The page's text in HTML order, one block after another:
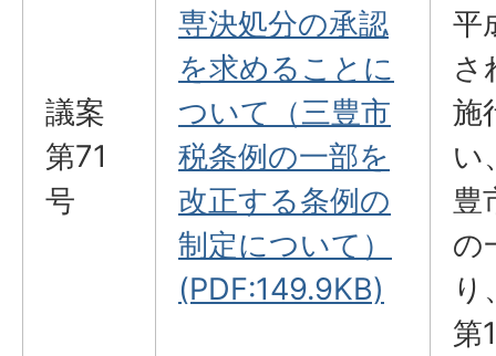
議案
第71
号
専決処分の承認
を求めることに
ついて（三豊市
税条例の一部を
改正する条例の
制定について）
(PDF:149.9KB)
平
さ
施
い
豊
の
り
第